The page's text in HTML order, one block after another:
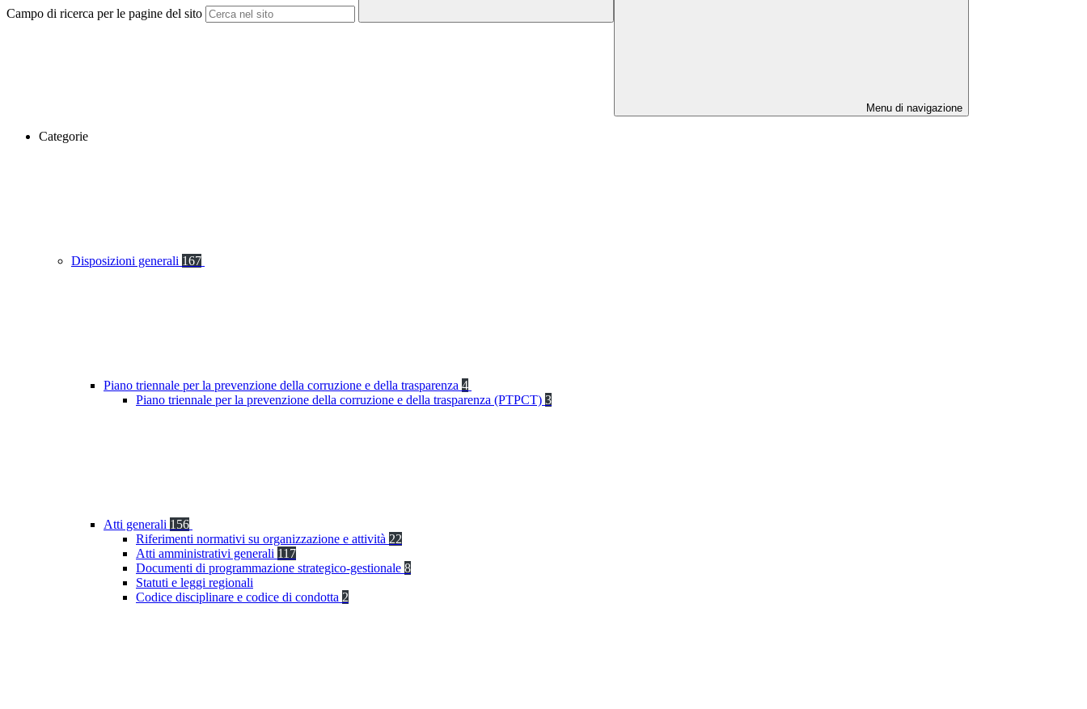
Campo di ricerca per le pagine del sito
Menu di navigazione
Categorie
Disposizioni generali 167
Piano triennale per la prevenzione della corruzione e della trasparenza 4
Piano triennale per la prevenzione della corruzione e della trasparenza (PTPCT) 3
Atti generali 156
Riferimenti normativi su organizzazione e attività 22
Atti amministrativi generali 117
Documenti di programmazione strategico-gestionale 8
Statuti e leggi regionali
Codice disciplinare e codice di condotta 2